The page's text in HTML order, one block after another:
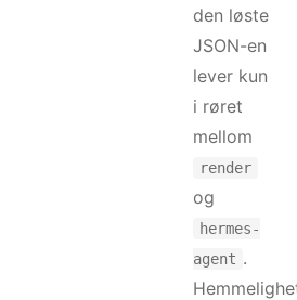
den løste
JSON-en
lever kun
i røret
mellom
render
og
hermes-
agent .